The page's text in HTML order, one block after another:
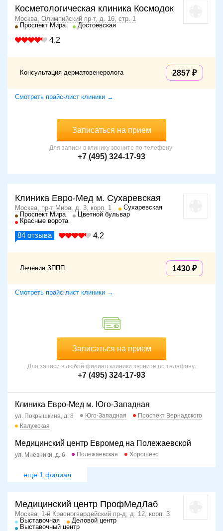
Косметологическая клиника Космодок
Москва, Олимпийский пр-т, д. 16, стр. 1
Проспект Мира
Достоевская
4.2
Консультация дерматовенеролога 2857
Смотреть прайс-лист клиники →
Записаться на прием
Для записи в клинику звоните по телефону:
+7 (495) 324-17-93
Клиника Евро-Мед м. Сухаревская
Москва, пр-т Мира, д. 3, корп. 1
Сухаревская
Проспект Мира
Цветной бульвар
Красные ворота
84 отзыва 4.2
Лечение ЗППП 1430
Смотреть прайс-лист клиники →
Записаться на прием
Для записи в любой филиал клиники звоните по телефону:
+7 (495) 324-17-93
Клиника Евро-Мед м. Юго-Западная
ул. Покрышкина, д. 8 Юго-Западная
Проспект Вернадского
Калужская
Медицинский центр Евромед на Полежаевской
ул. Мнёвники, д. 6 Полежаевская Хорошево
еще 1 филиал
Медицинский центр ПрофМедЛаб
Москва, 1-й Красногвардейский пр-д, д. 12, корп. 3
Выставочная
Деловой центр
Выставочный центр